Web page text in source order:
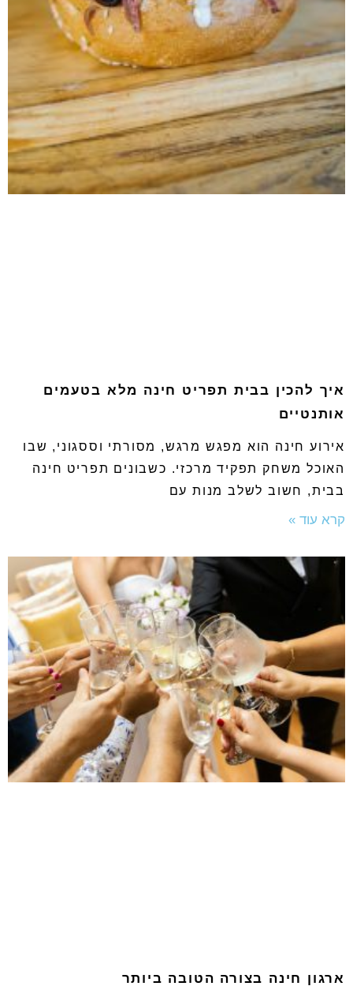
איך להכין בבית תפריט חינה מלא בטעמים
אותנטיים
אירוע חינה הוא מפגש מרגש, מסורתי וססגוני, שבו
האוכל משחק תפקיד מרכזי. כשבונים תפריט חינה
בבית, חשוב לשלב מנות עם
קרא עוד »
ארגון חינה בצורה הטובה ביותר